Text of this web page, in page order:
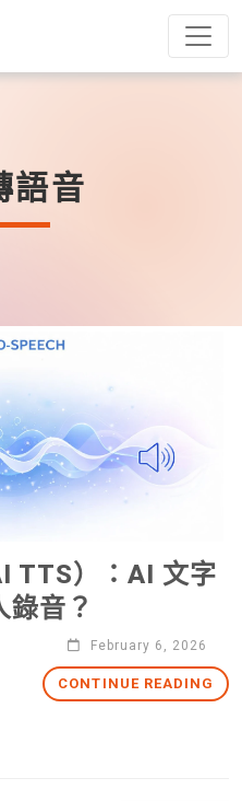
語音
TTS）：AI 文字
錄音？
February 6, 2026
CONTINUE READING